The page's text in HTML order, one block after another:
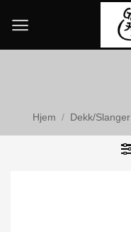
content
Hjem / Dekk/Slanger